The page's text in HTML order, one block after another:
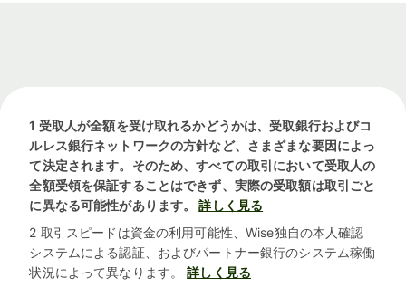
1 受取人が全額を受け取れるかどうかは、受取銀行およびコ
ルレス銀行ネットワークの方針など、さまざまな要因によっ
て決定されます。そのため、すべての取引において受取人の
全額受領を保証することはできず、実際の受取額は取引ごと
に異なる可能性があります。
詳しく見る
2 取引スピードは資金の利用可能性、Wise独自の本人確認
システムによる認証、およびパートナー銀行のシステム稼働
状況によって異なります。
詳しく見る